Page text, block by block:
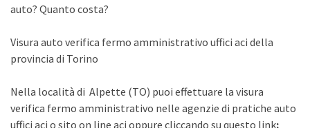
auto? Quanto costa?
Visura auto verifica fermo amministrativo uffici aci della
provincia di Torino
Nella località di Alpette (TO) puoi effettuare la visura
verifica fermo amministrativo nelle agenzie di pratiche auto
uffici aci o sito on line aci oppure cliccando su questo link: